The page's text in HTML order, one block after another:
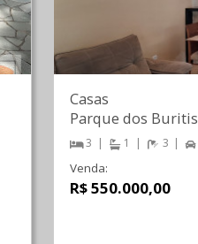
Casas
Parque dos Buritis
3 1 3
Venda:
R$ 550.000,00